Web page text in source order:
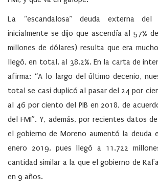
La “escandalosa” deuda externa del
inicialmente se dijo que ascendía al 57%
millones de dólares) resulta que era
llegó, en total, al 38.2%. En la carta de
afirma: “A lo largo del último decenio,
total se casi duplicó al pasar del 24 por
al 46 por ciento del PIB en 2018, de
del FMI”. Y, además, por recientes datos
el gobierno de Moreno aumentó la deuda
enero 2019, pues llegó a 11.722
cantidad similar a la que el gobierno de
en 9 años.